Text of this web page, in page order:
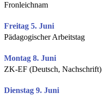
Fronleichnam
Freitag 5. Juni
Pädagogischer Arbeitstag
Montag 8. Juni
ZK-EF (Deutsch, Nachschrift)
Dienstag 9. Juni